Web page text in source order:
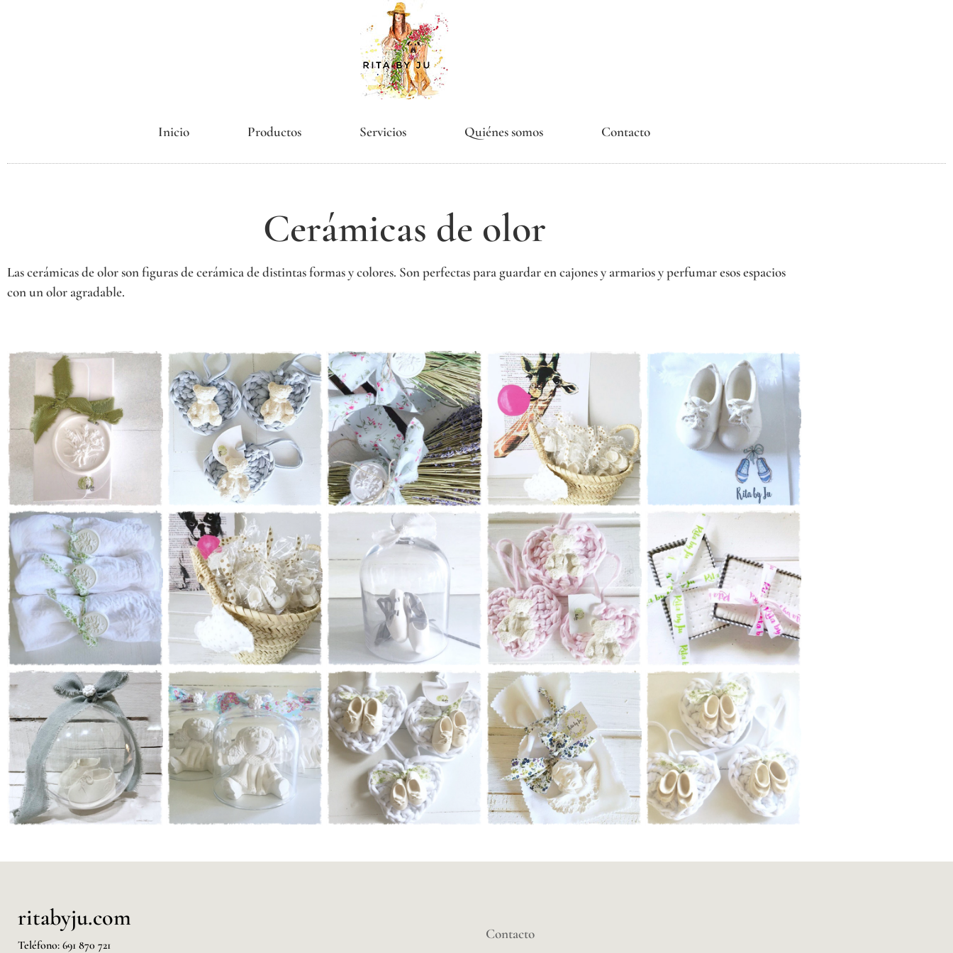
Inicio Productos Servicios Quiénes somos Contacto
Cerámicas de olor
Las cerámicas de olor son figuras de cerámica de distintas formas y colores. Son perfectas para guardar en cajones y armarios y perfumar esos espacios
con un olor agradable.
ritabyju.com
Teléfono: 691 870 721
Contacto